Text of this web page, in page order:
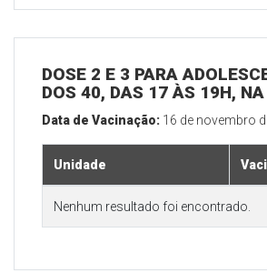
DOSE 2 E 3 PARA
DOS 40, DAS 17 ÀS 19H, NA
Data de Vacinação: 16 de novembro
Unidade
Nenhum resultado foi encontrado.